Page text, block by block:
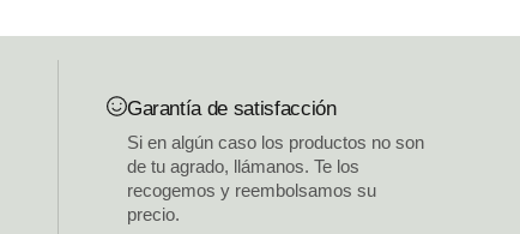
Garantía de satisfacción
Si en algún caso los productos no son
de tu agrado, llámanos. Te los
recogemos y reembolsamos su
precio.